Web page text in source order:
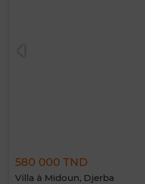
580 000 TND
Villa à Midoun, Djerba